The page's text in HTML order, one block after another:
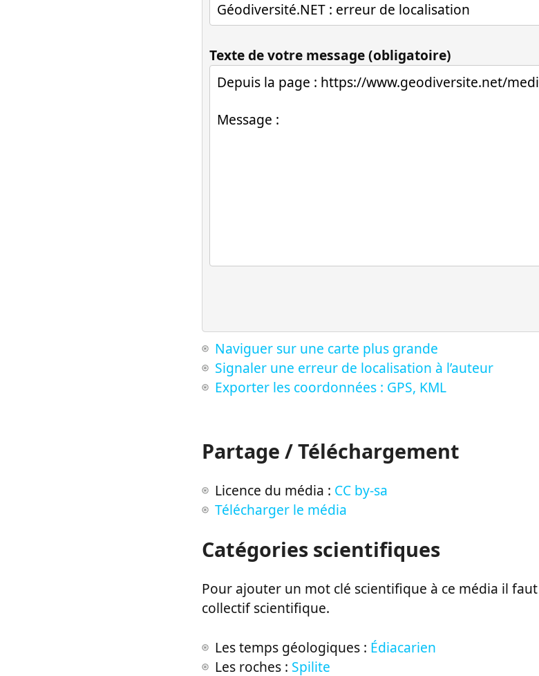
Texte de votre message (obligatoire)
Naviguer sur une carte plus grande
Signaler une erreur de localisation à l’auteur
Exporter les coordonnées : GPS, KML
Partage / Téléchargement
Licence du média : CC by-sa
Télécharger le média
Catégories scientifiques
Pour ajouter un mot clé scientifique à ce média il
collectif scientifique.
Les temps géologiques : Édiacarien
Les roches : Spilite